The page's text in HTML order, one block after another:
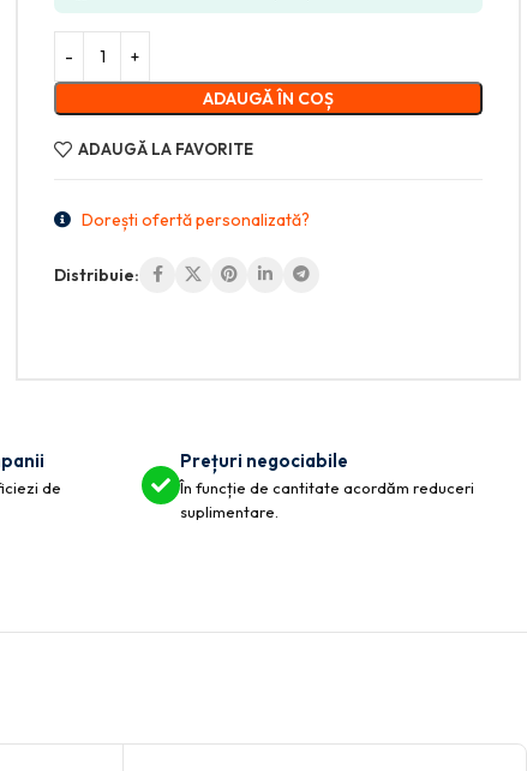
ADAUGĂ ÎN COȘ
ADAUGĂ LA FAVORITE
Dorești ofertă personalizată?
Distribuie:
de
Prețuri negociabile
În funcție de cantitate acordăm reduceri
suplimentare.